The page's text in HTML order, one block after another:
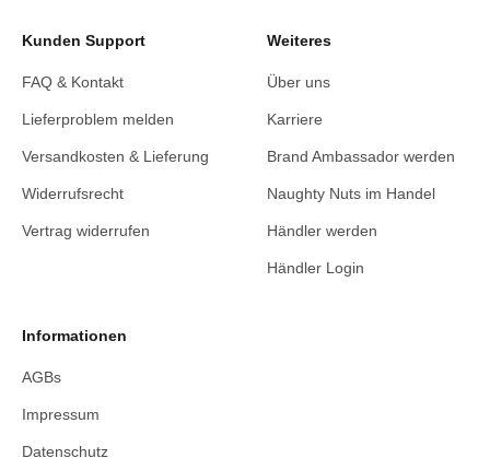
Kunden Support
FAQ & Kontakt
Lieferproblem melden
Versandkosten & Lieferung
Widerrufsrecht
Vertrag widerrufen
Weiteres
Über uns
Karriere
Brand Ambassador werden
Naughty Nuts im Handel
Händler werden
Händler Login
Informationen
AGBs
Impressum
Datenschutz